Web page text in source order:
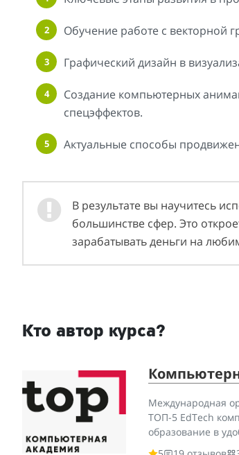
Обучение работе с векторной
Графический дизайн в
Создание компьютерных
спецэффектов.
Актуальные способы
В результате вы научитесь
большинстве сфер. Это
зарабатывать деньги на
Кто автор курса?
Международная
ТОП-5 EdTech
образование в